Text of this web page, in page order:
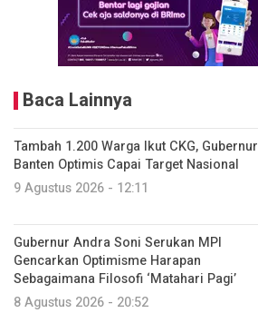
Baca Lainnya
Tambah 1.200 Warga Ikut CKG, Gubernur
Banten Optimis Capai Target Nasional
9 Agustus 2026 - 12:11
Gubernur Andra Soni Serukan MPI
Gencarkan Optimisme Harapan
Sebagaimana Filosofi ‘Matahari Pagi’
8 Agustus 2026 - 20:52